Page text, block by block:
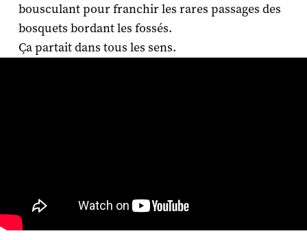
bousculant pour franchir les rares passages des
bosquets bordant les fossés.
Ça partait dans tous les sens.